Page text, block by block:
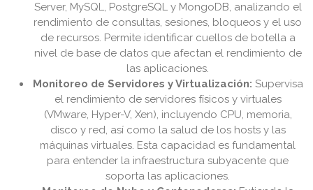
Server, MySQL, PostgreSQL y MongoDB, analizando el
rendimiento de consultas, sesiones, bloqueos y el uso
de recursos. Permite identificar cuellos de botella a
nivel de base de datos que afectan el rendimiento de
las aplicaciones.
Monitoreo de Servidores y Virtualización: Supervisa
el rendimiento de servidores físicos y virtuales
(VMware, Hyper-V, Xen), incluyendo CPU, memoria,
disco y red, así como la salud de los hosts y las
máquinas virtuales. Esta capacidad es fundamental
para entender la infraestructura subyacente que
soporta las aplicaciones.